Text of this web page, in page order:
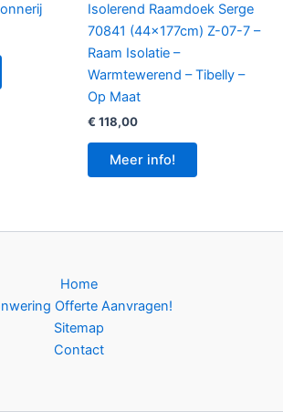
Isolerend Raamdoek Serge
70841 (44x177cm) Z-07-7 –
Raam Isolatie –
Warmtewerend – Tibelly –
Op Maat
€ 118,00
Meer info!
Home
Offerte Aanvragen!
Sitemap
Contact